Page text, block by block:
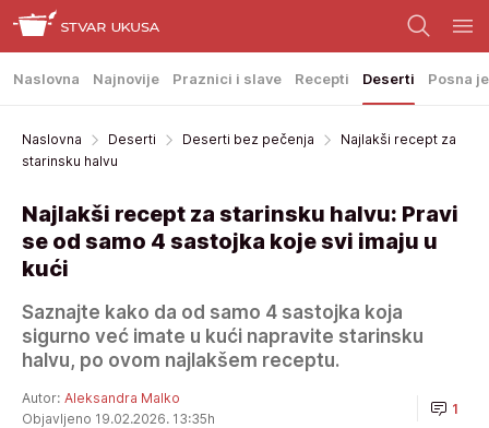
Naslovna Najnovije Praznici i slave Recepti Deserti Posna
Naslovna Deserti Deserti bez pečenja
Najlakši recept za
starinsku halvu
Najlakši recept za starinsku halvu: Pravi
se od samo 4 sastojka koje svi imaju u
kući
Saznajte kako da od samo 4 sastojka koja
sigurno već imate u kući napravite starinsku
halvu, po ovom najlakšem receptu.
Autor: Aleksandra Malko
Objavljeno 19.02.2026. 13:35h
1